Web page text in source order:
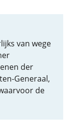
van wege
der
Generaal,
de